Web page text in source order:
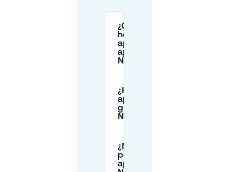
¿Qué zonas y
horarios de
aparcamiento se
aplican en
Noordpolderbuurt?
¿Hay
aparcamiento
gratuito en
Noordpolderbuurt?
¿Necesito un
permiso para
aparcar en